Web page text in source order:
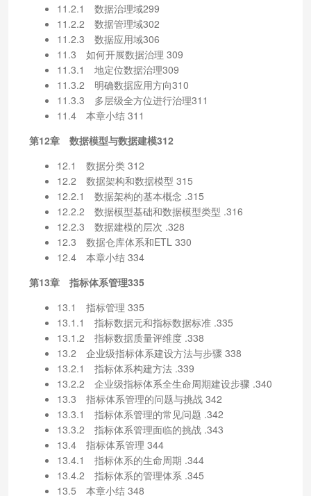
11.2.1 数据治理域299
11.2.2 数据管理域302
11.2.3 数据应用域306
11.3 如何开展数据治理 309
11.3.1 地定位数据治理309
11.3.2 明确数据应用方向310
11.3.3 多层级全方位进行治理311
11.4 本章小结 311
第12章 数据模型与数据建模312
12.1 数据分类 312
12.2 数据架构和数据模型 315
12.2.1 数据架构的基本概念 .315
12.2.2 数据模型基础和数据模型类型 .316
12.2.3 数据建模的层次 .328
12.3 数据仓库体系和ETL 330
12.4 本章小结 334
第13章 指标体系管理335
13.1 指标管理 335
13.1.1 指标数据元和指标数据标准 .335
13.1.2 指标数据质量评维度 .338
13.2 企业级指标体系建设方法与步骤 338
13.2.1 指标体系构建方法 .339
13.2.2 企业级指标体系全生命周期建设步骤 .340
13.3 指标体系管理的问题与挑战 342
13.3.1 指标体系管理的常见问题 .342
13.3.2 指标体系管理面临的挑战 .343
13.4 指标体系管理 344
13.4.1 指标体系的生命周期 .344
13.4.2 指标体系的管理体系 .345
13.5 本章小结 348